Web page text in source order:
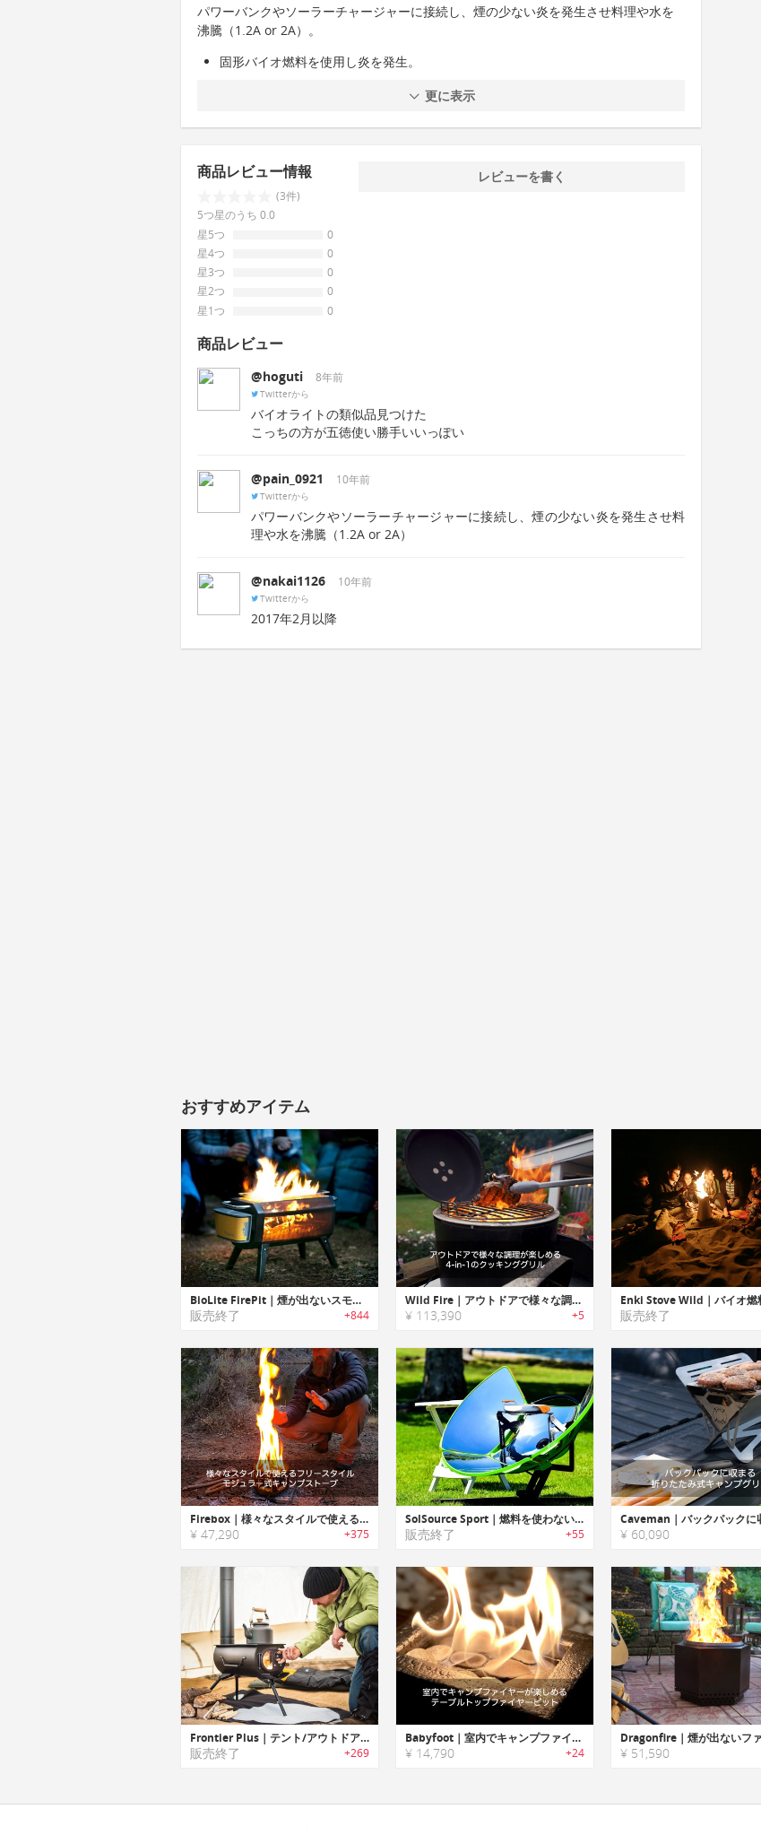
パワーバンクやソーラーチャージャーに接続し、煙の少ない炎を発生させ料理や水を
沸騰（1.2A or 2A）。
固形バイオ燃料を使用し炎を発生。
更に表示
商品レビュー情報
(3件)
5つ星のうち 0.0
星5つ
0
星4つ
0
星3つ
0
星2つ
0
星1つ
0
レビューを書く
商品レビュー
@hoguti 8年前
Twitterから
バイオライトの類似品見つけた
こっちの方が五徳使い勝手いいっぽい
@pain_0921 10年前
Twitterから
パワーバンクやソーラーチャージャーに接続し、煙の少ない炎を発生させ料
理や水を沸騰（1.2A or 2A）
@nakai1126 10年前
Twitterから
2017年2月以降
おすすめアイテム
BioLite FirePit｜煙が出ないスモークレスキャンプファイヤー「ファイヤーピット」
販売終了 +844
Wild Fire｜アウトドアで様々な調理が楽しめる4-in-1のクッキンググリル「ワイルドファイア」
¥ 113,390 +5 販売終了
Firebox｜様々なスタイルで使えるフリースタイルモジュラー式キャンプストーブ「ファイヤーボックス」
¥ 47,290 +375
SolSource Sport｜燃料を使わないポータブルソーラーパワーグリル「ソルソーススポーツ」
販売終了 +55 ¥ 60,090
Frontier Plus｜テント/アウトドアに最適なポータブルウッドストーブ「フロンティアプラス」
販売終了 +269
Babyfoot｜室内でキャンプファイヤーが楽しめるテーブルトップファイヤーピット「ベビーフット」
¥ 14,790 +24 ¥ 51,590